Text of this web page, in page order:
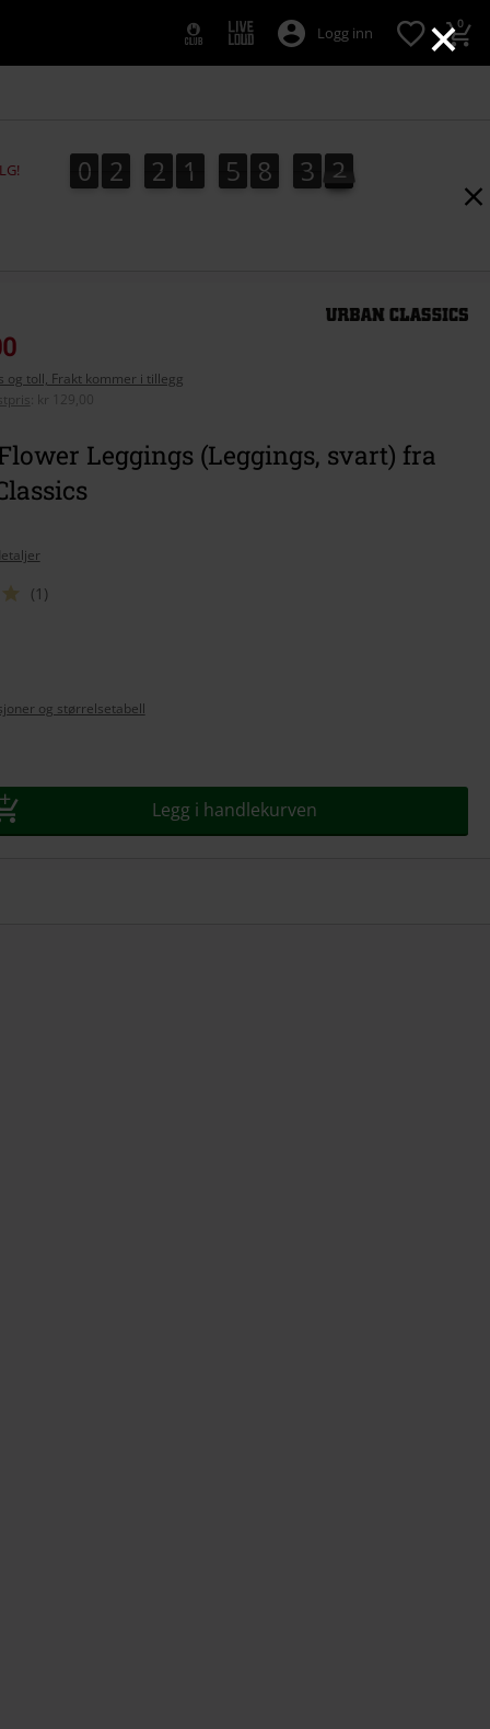
×
Logg inn 0
0
0 2
2 2
2 1
1 5
5 8
8 3
3 1
2
1
og toll, Frakt kommer i tillegg
kr 129,00
Leggings (Leggings, svart) fra
(1)
og størrelsetabell
Legg i handlekurven